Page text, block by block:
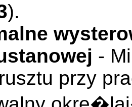
).
-
przy